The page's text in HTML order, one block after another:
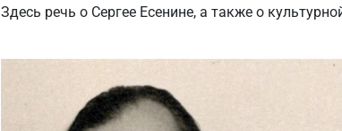
Здесь речь о Сергее Есенине, а также о